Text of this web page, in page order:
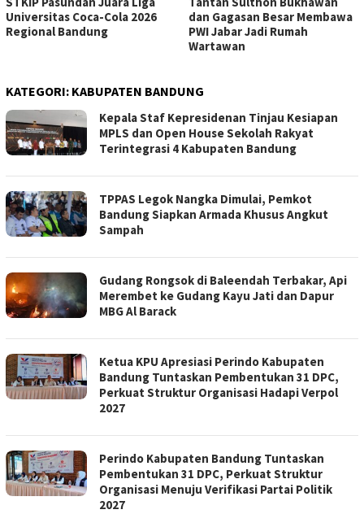
Universitas Coca-Cola 2026
Regional Bandung
dan Gagasan Besar Membawa
PWI Jabar Jadi Rumah
Wartawan
KATEGORI: KABUPATEN BANDUNG
Kepala Staf Kepresidenan Tinjau Kesiapan
MPLS dan Open House Sekolah Rakyat
Terintegrasi 4 Kabupaten Bandung
TPPAS Legok Nangka Dimulai, Pemkot
Bandung Siapkan Armada Khusus Angkut
Sampah
Gudang Rongsok di Baleendah Terbakar, Api
Merembet ke Gudang Kayu Jati dan Dapur
MBG Al Barack
Ketua KPU Apresiasi Perindo Kabupaten
Bandung Tuntaskan Pembentukan 31 DPC,
Perkuat Struktur Organisasi Hadapi Verpol
2027
Perindo Kabupaten Bandung Tuntaskan
Pembentukan 31 DPC, Perkuat Struktur
Organisasi Menuju Verifikasi Partai Politik
2027